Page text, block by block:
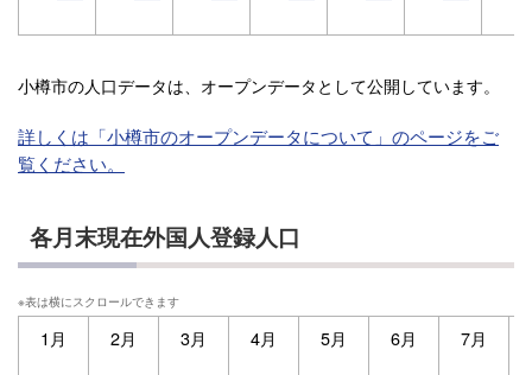
小樽市の人口データは、オープンデータとして公開しています。
詳しくは「小樽市のオープンデータについて」のページをご
覧ください。
各月末現在外国人登録人口
1月 2月 3月 4月 5月 6月 7月